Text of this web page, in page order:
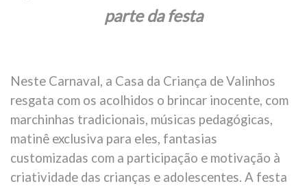
parte da festa
Neste Carnaval, a Casa da Criança de Valinhos
resgata com os acolhidos o brincar inocente, com
marchinhas tradicionais, músicas pedagógicas,
matinê exclusiva para eles, fantasias
customizadas com a participação e motivação à
criatividade das crianças e adolescentes. A festa